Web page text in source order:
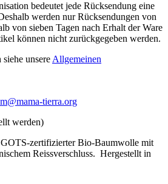
bedeutet jede Rücksendung eine
werden nur Rücksendungen von
von sieben Tagen nach Erhalt der Ware
können nicht zurückgegeben werden.
unsere ­Allgemeinen
tierra.org
werden)
zertifizierter Bio-Baumwolle mit
Reissverschluss. Hergestellt in